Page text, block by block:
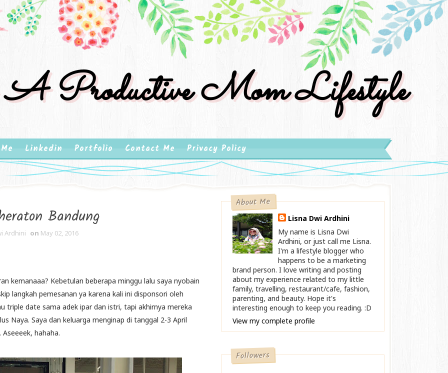
Productive Mom Lifestyle
Linkedin Portfolio Contact Me Privacy Policy
Bandung
Ardhini on May 02, 2016
kemanaaa? Kebetulan beberapa minggu lalu saya nyobain
langkah pemesanan ya karena kali ini disponsori oleh
triple date sama adek ipar dan istri, tapi akhirnya mereka
Naya. Saya dan keluarga menginap di tanggal 2-3 April
hahaha.
About Me
Lisna Dwi Ardhini
My name is Lisna Dwi
Ardhini, or just call me Lisna.
I'm a lifestyle blogger who
happens to be a marketing
brand person. I love writing and posting
about my experience related to my little
family, travelling, restaurant/cafe, fashion,
parenting, and beauty. Hope it's
interesting enough to keep you reading. :D
View my complete profile
Followers